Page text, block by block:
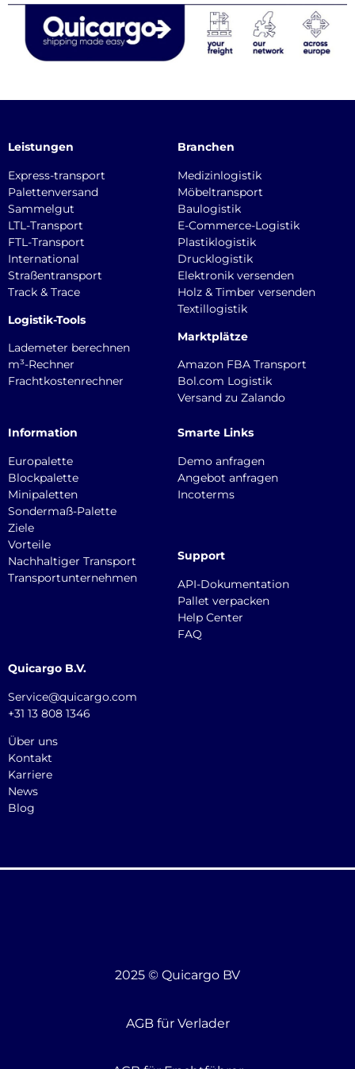
Leistungen
Express-transport
Palettenversand
Sammelgut
LTL-Transport
FTL-Transport
International
Straßentransport
Track & Trace
Logistik-Tools
Lademeter berechnen
m³-Rechner
Frachtkostenrechner
Branchen
Medizinlogistik
Möbeltransport
Baulogistik
E-Commerce-Logistik
Plastiklogistik
Drucklogistik
Elektronik versenden
Holz & Timber versenden
Textillogistik
Marktplätze
Amazon FBA Transport
Bol.com Logistik
Versand zu Zalando
Information
Europalette
Blockpalette
Minipaletten
Sondermaß-Palette
Ziele
Vorteile
Nachhaltiger Transport
Transportunternehmen
Smarte Links
Demo anfragen
Angebot anfragen
Incoterms
Support
API-Dokumentation
Pallet verpacken
Help Center
FAQ
Quicargo B.V.
Service@quicargo.com
+31 13 808 1346
Über uns
Kontakt
Karriere
News
Blog
2025 © Quicargo BV
AGB für Verlader